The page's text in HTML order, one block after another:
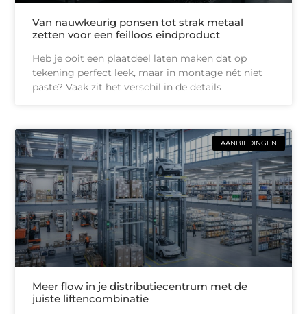
Van nauwkeurig ponsen tot strak metaal
zetten voor een feilloos eindproduct
Heb je ooit een plaatdeel laten maken dat op
tekening perfect leek, maar in montage nét niet
paste? Vaak zit het verschil in de details
AANBIEDINGEN
Meer flow in je distributiecentrum met de
juiste liftencombinatie